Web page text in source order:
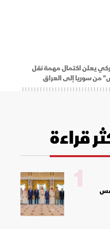
يعلن اكتمال مهمة نقل
من سوريا إلى العراق
قراءة
1